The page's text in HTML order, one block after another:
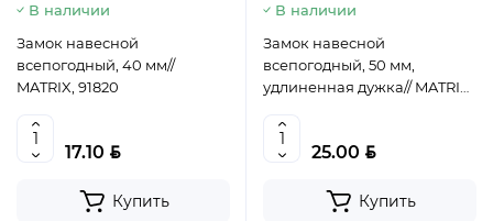
В наличии
Замок навесной
всепогодный, 40 мм//
MATRIX, 91820
17.10 BYN
Купить
В наличии
Замок навесной
всепогодный, 50 мм,
удлиненная дужка// MATRIX,
25.00 BYN
Купить